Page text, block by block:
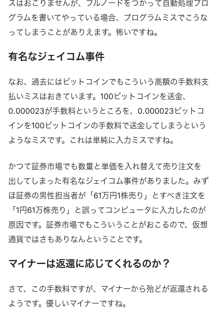
スはおこりませんが、フルノードをつかって自動処理プロ
グラムを書いてやっている場合、プログラムミスでこうな
ってしまうことがありえます。怖いですね。
有名なジェイコム事件
なお、過去にはビットコインでもこういう高額の手数料支
払いミスはおきています。100ビットコインを送金、
0.000023が手数料というところを、0.000023ビットコ
インを100ビットコインの手数料で送金してしまうという
ようなミスです。これは単純に入力ミスですね。
かつて証券市場でも数量と単価を入れ替えて売り注文を
出してしまった有名なジェイコム事件がありました。みず
ほ証券の男性担当者が「61万円1株売り」とすべき注文を
「1円61万株売り」と誤ってコンピュータに入力したのが
原因です。証券市場でもこういうことがおこるので、仮想
通貨ではさもありなんということです。
マイナーは返還に応じてくれるのか？
さて、この手数料ですが、マイナーから殆どが返還される
ようです。優しいマイナーですね。